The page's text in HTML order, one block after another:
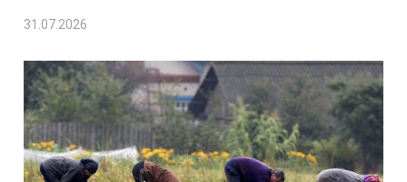
31.07.2026